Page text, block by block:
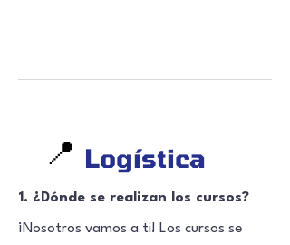
📍 Logística
1. ¿Dónde se realizan los cursos?
¡Nosotros vamos a ti! Los cursos se